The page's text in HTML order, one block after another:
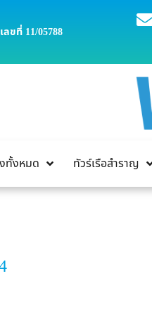
ขที่ 11/05788
ทั้งหมด ทัวร์เรือสำราญ